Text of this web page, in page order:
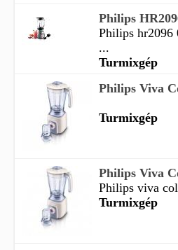
Philips
Philips hr2096
...
Turmixgép
Philips Viva
Turmixgép
Philips Viva
Philips viva
Turmixgép